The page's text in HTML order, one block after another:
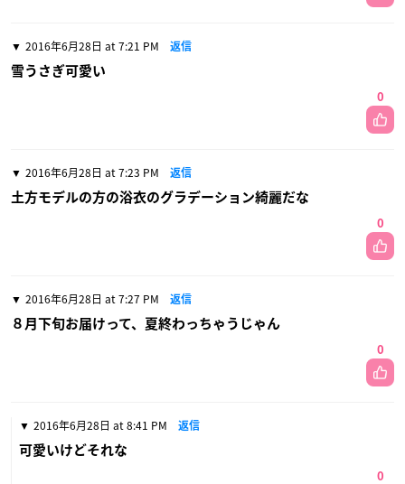
2016年6月28日 at 7:21 PM 返信
雪うさぎ可愛い
0
2016年6月28日 at 7:23 PM 返信
土方モデルの方の浴衣のグラデーション綺麗だな
0
2016年6月28日 at 7:27 PM 返信
８月下旬お届けって、夏終わっちゃうじゃん
0
2016年6月28日 at 8:41 PM 返信
可愛いけどそれな
0